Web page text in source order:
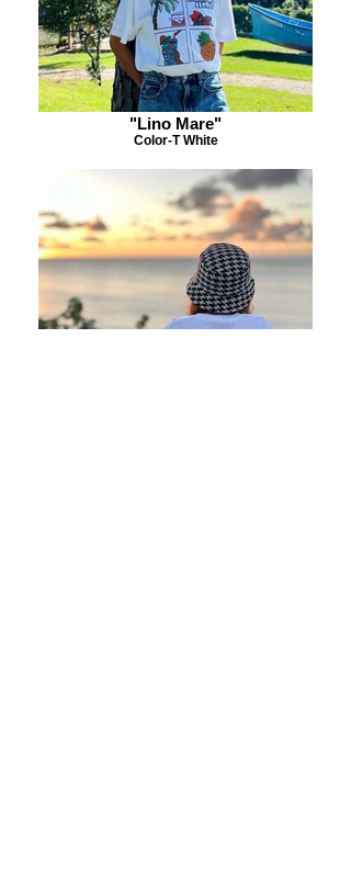
"Lino Mare"
Color-T White